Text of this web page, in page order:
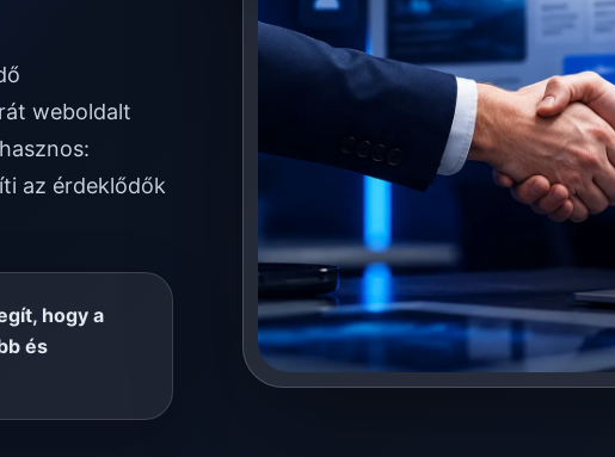
weboldalt
az érdeklődők
hogy a
és